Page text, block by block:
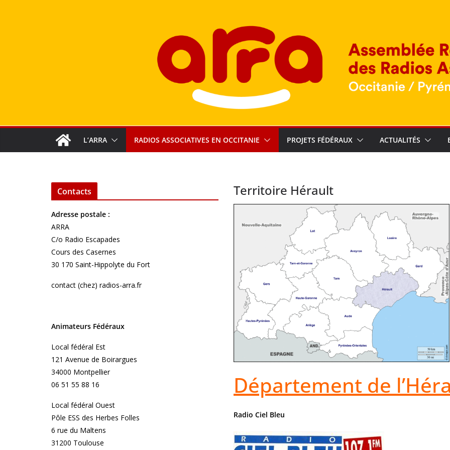
L’ARRA RADIOS ASSOCIATIVES EN OCCITANIE PROJETS FÉDÉRAUX ACTUALITÉS
Territoire Hérault
Département de
Radio Ciel Bleu
Contacts
Adresse postale :
ARRA
C/o Radio Escapades
Cours des Casernes
30 170 Saint-Hippolyte du Fort
contact (chez) radios-arra.fr
Animateurs Fédéraux
Local fédéral Est
121 Avenue de Boirargues
34000 Montpellier
06 51 55 88 16
Local fédéral Ouest
Pôle ESS des Herbes Folles
6 rue du Maltens
31200 Toulouse